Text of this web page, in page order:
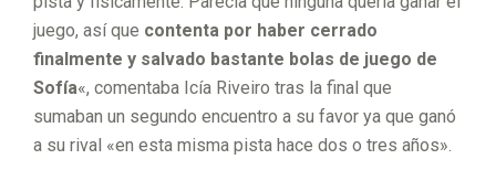
juego, así que contenta por haber cerrado
finalmente y salvado bastante bolas de juego de
Sofía«, comentaba Icía Riveiro tras la final que
sumaban un segundo encuentro a su favor ya que ganó
a su rival «en esta misma pista hace dos o tres años».